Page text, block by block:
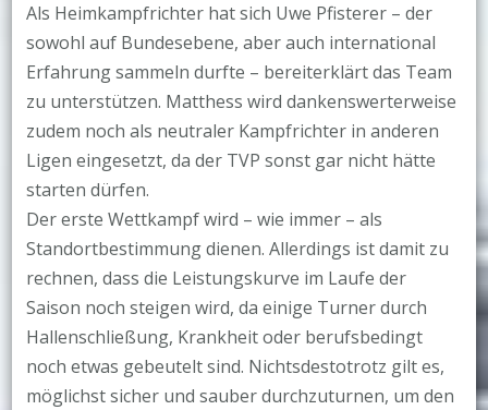
Als Heimkampfrichter hat sich Uwe Pfisterer – der
sowohl auf Bundesebene, aber auch international
Erfahrung sammeln durfte – bereiterklärt das Team
zu unterstützen. Matthess wird dankenswerterweise
zudem noch als neutraler Kampfrichter in anderen
Ligen eingesetzt, da der TVP sonst gar nicht hätte
starten dürfen.
Der erste Wettkampf wird – wie immer – als
Standortbestimmung dienen. Allerdings ist damit zu
rechnen, dass die Leistungskurve im Laufe der
Saison noch steigen wird, da einige Turner durch
Hallenschließung, Krankheit oder berufsbedingt
noch etwas gebeutelt sind. Nichtsdestotrotz gilt es,
möglichst sicher und sauber durchzuturnen, um den